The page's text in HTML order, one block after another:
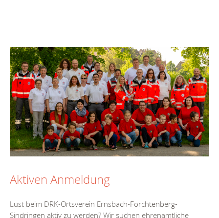
Aktiven Anmeldung
Lust beim DRK-Ortsverein Ernsbach-Forchtenberg-
Sindringen aktiv zu werden? Wir suchen ehrenamtliche